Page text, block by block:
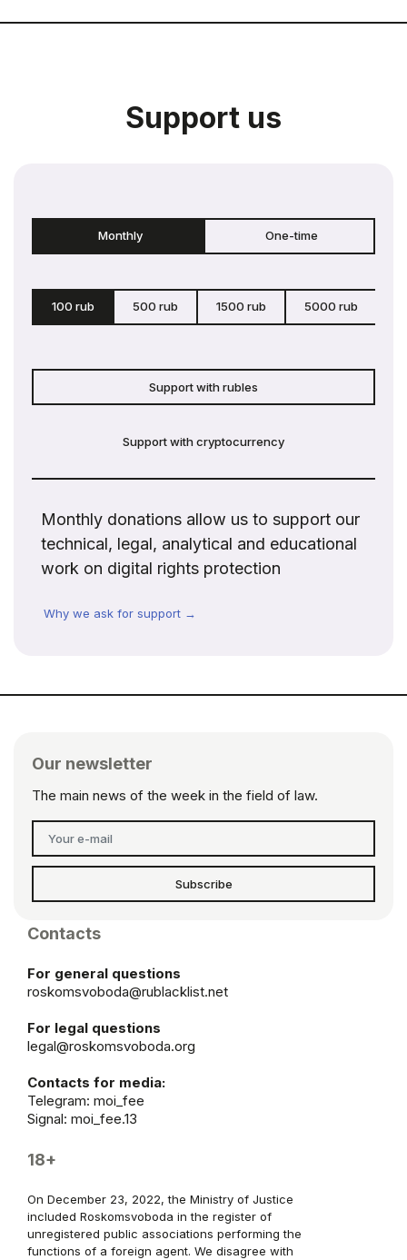
Support us
Monthly One-time
100 rub 500 rub 1500 rub 5000 rub
Support with rubles
Support with cryptocurrency
Monthly donations allow us to support our
technical, legal, analytical and educational
work on digital rights protection
Why we ask for support →
Our newsletter
The main news of the week in the field of law.
Subscribe
Contacts
For general questions
roskomsvoboda@rublacklist.net
For legal questions
legal@roskomsvoboda.org
Contacts for media:
Telegram: moi_fee
Signal: moi_fee.13
18+
On December 23, 2022, the Ministry of Justice
included Roskomsvoboda in the register of
unregistered public associations performing the
functions of a foreign agent. We disagree with